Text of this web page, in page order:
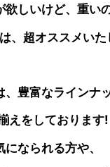
欲しいけど、重い
、超オススメいた
、豊富なラインナ
えをしております!
になられる方や、